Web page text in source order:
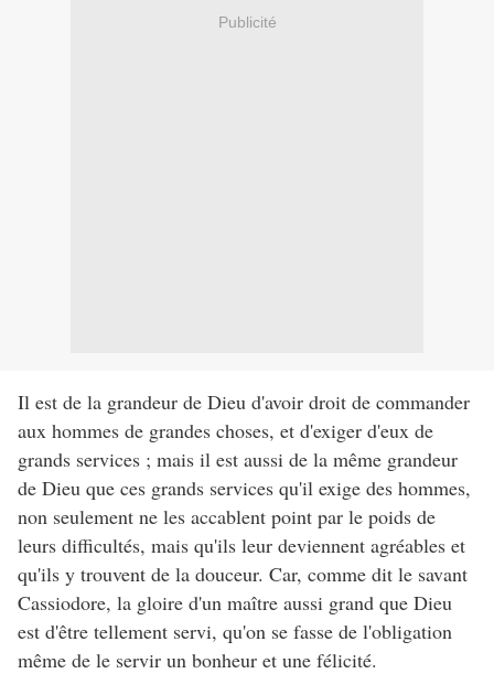
Publicité
Il est de la grandeur de Dieu d'avoir droit de commander
aux hommes de grandes choses, et d'exiger d'eux de
grands services ; mais il est aussi de la même grandeur
de Dieu que ces grands services qu'il exige des hommes,
non seulement ne les accablent point par le poids de
leurs difficultés, mais qu'ils leur deviennent agréables et
qu'ils y trouvent de la douceur. Car, comme dit le savant
Cassiodore, la gloire d'un maître aussi grand que Dieu
est d'être tellement servi, qu'on se fasse de l'obligation
même de le servir un bonheur et une félicité.